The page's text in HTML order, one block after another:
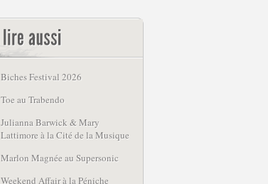
Biches Festival 2026
Toe au Trabendo
Julianna Barwick & Mary
Lattimore à la Cité de la Musique
Marlon Magnée au Supersonic
Weekend Affair à la Péniche